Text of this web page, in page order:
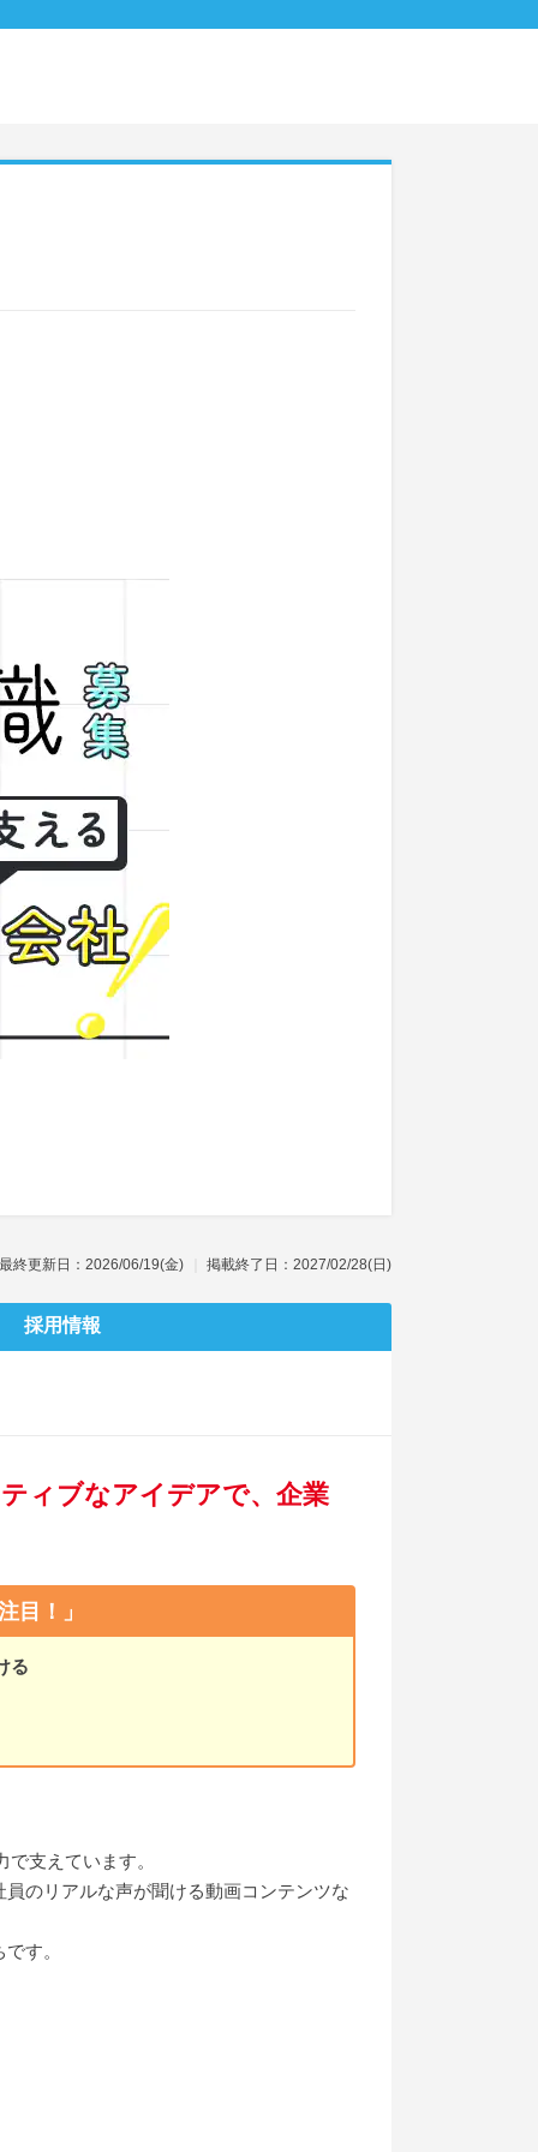
最終更新日：2026/06/19(金) 掲載終了日：2027/02/28(日)
採用情報
ィブなアイデアで、企業
目！」
る
支えています。
のリアルな声が聞ける動画コンテンツな
す。